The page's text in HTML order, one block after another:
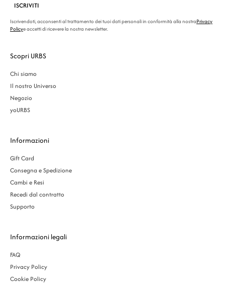
ISCRIVITI
Iscrivendoti, acconsenti al trattamento dei tuoi dati personali in conformità alla nostraPrivacy
Policye accetti di ricevere la nostra newsletter.
Scopri URBS
Chi siamo
Il nostro Universo
Negozio
yoURBS
Informazioni
Gift Card
Consegna e Spedizione
Cambi e Resi
Recedi dal contratto
Supporto
Informazioni legali
FAQ
Privacy Policy
Cookie Policy